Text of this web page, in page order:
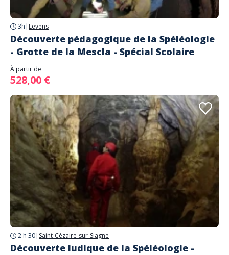
3h | Levens
Découverte pédagogique de la Spéléologie
- Grotte de la Mescla - Spécial Scolaire
À partir de
528,00 €
2 h 30| Saint-Cézaire-sur-Siagne
Découverte ludique de la Spéléologie -